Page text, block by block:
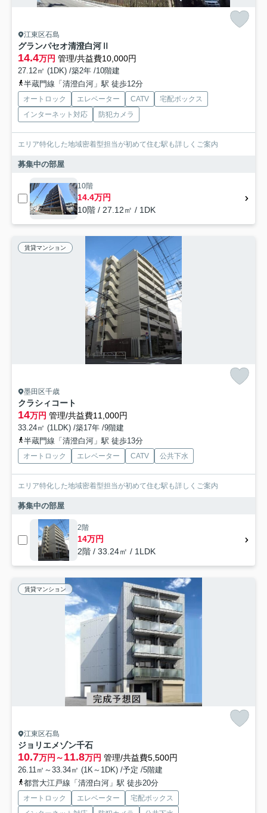
江東区石島
グランパセオ清澄白河Ⅱ
14.4万円 管理/共益費10,000円
27.12㎡ (1DK) /築2年 /10階建
半蔵門線「清澄白河」駅 徒歩12分
オートロック エレベーター CATV
宅配ボックス
インターネット対応
防犯カメラ
エリア特化した地域密着型担当が初めて住む駅も詳しくご案内
募集中の部屋
10階
14.4万円
10階 / 27.12㎡ / 1DK
賃貸マンション
墨田区千歳
クラシィコート
14万円 管理/共益費11,000円
33.24㎡ (1LDK) /築17年 /9階建
半蔵門線「清澄白河」駅 徒歩13分
オートロック エレベーター CATV 公共下水
エリア特化した地域密着型担当が初めて住む駅も詳しくご案内
募集中の部屋
2階
14万円
2階 / 33.24㎡ / 1LDK
賃貸マンション
江東区石島
ジョリエメゾン千石
10.7万円～11.8万円 管理/共益費5,500円
26.11㎡～33.34㎡ (1K～1DK) /予定 /5階建
都営大江戸線「清澄白河」駅 徒歩20分
オートロック エレベーター
宅配ボックス